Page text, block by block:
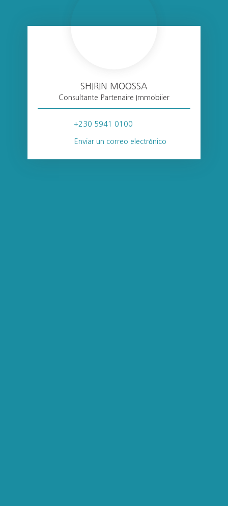
SHIRIN MOOSSA
Consultante Partenaire Immobiier
+230 5941 0100
Enviar un correo electrónico